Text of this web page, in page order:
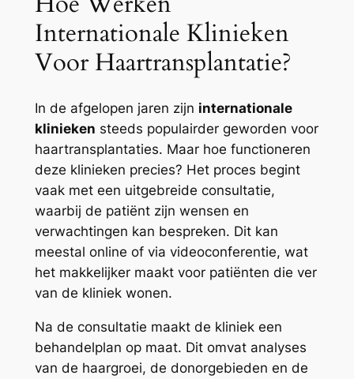
Internationale Klinieken
Voor Haartransplantatie?
In de afgelopen jaren zijn internationale
klinieken steeds populairder geworden voor
haartransplantaties. Maar hoe functioneren
deze klinieken precies? Het proces begint
vaak met een uitgebreide consultatie,
waarbij de patiënt zijn wensen en
verwachtingen kan bespreken. Dit kan
meestal online of via videoconferentie, wat
het makkelijker maakt voor patiënten die ver
van de kliniek wonen.
Na de consultatie maakt de kliniek een
behandelplan op maat. Dit omvat analyses
van de haargroei, de donorgebieden en de